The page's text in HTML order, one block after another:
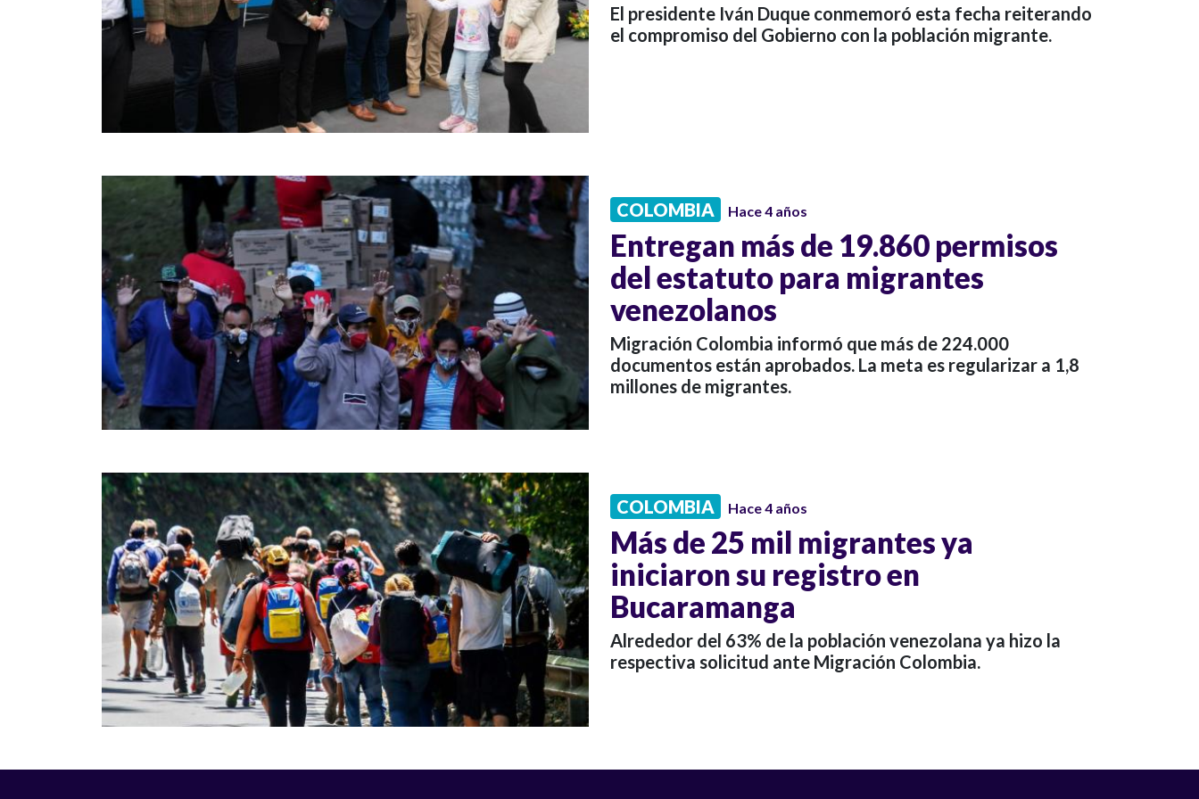
El presidente Iván Duque conmemoró esta fecha reiterando
el compromiso del Gobierno con la población migrante.
COLOMBIA Hace 4 años
Entregan más de 19.860 permisos
del estatuto para migrantes
venezolanos
Migración Colombia informó que más de 224.000
documentos están aprobados. La meta es regularizar a 1,8
millones de migrantes.
COLOMBIA Hace 4 años
Más de 25 mil migrantes ya
iniciaron su registro en
Bucaramanga
Alrededor del 63% de la población venezolana ya hizo la
respectiva solicitud ante Migración Colombia.